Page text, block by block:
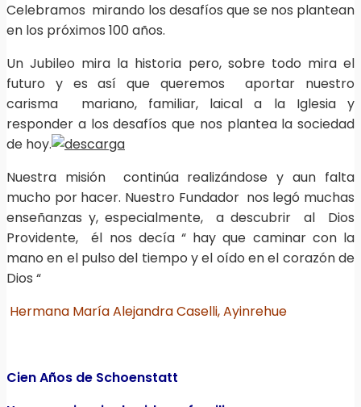
Celebramos mirando los desafíos que se nos plantean
en los próximos 100 años.
Un Jubileo mira la historia pero, sobre todo mira el
futuro y es así que queremos aportar nuestro
carisma mariano, familiar, laical a la Iglesia y
responder a los desafíos que nos plantea la sociedad
de hoy.
Nuestra misión continúa realizándose y aun falta
mucho por hacer. Nuestro Fundador nos legó muchas
enseñanzas y, especialmente, a descubrir al Dios
Providente, él nos decía “ hay que caminar con la
mano en el pulso del tiempo y el oído en el corazón de
Dios “
Hermana María Alejandra Caselli, Ayinrehue
Cien Años de Schoenstatt